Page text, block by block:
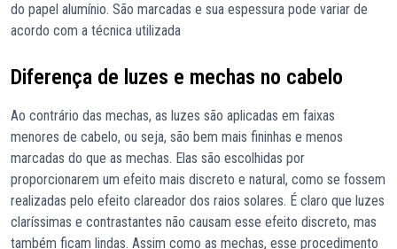
do papel alumínio. São marcadas e sua espessura pode variar de
acordo com a técnica utilizada
Diferença de luzes e mechas no cabelo
Ao contrário das mechas, as luzes são aplicadas em faixas
menores de cabelo, ou seja, são bem mais fininhas e menos
marcadas do que as mechas. Elas são escolhidas por
proporcionarem um efeito mais discreto e natural, como se fossem
realizadas pelo efeito clareador dos raios solares. É claro que luzes
claríssimas e contrastantes não causam esse efeito discreto, mas
também ficam lindas. Assim como as mechas, esse procedimento